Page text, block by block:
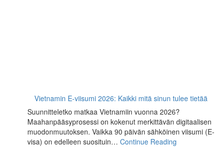
Vietnamin E-viisumi 2026: Kaikki mitä sinun tulee tietää
Suunnitteletko matkaa Vietnamiin vuonna 2026?
Maahanpääsyprosessi on kokenut merkittävän digitaalisen
muodonmuutoksen. Vaikka 90 päivän sähköinen viisumi (E-
visa) on edelleen suosituin… Continue Reading